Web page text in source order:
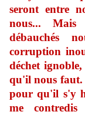
seront entre
nous...
débauchés
corruption
déchet
qu'il nous faut.
pour qu'il s'y
me